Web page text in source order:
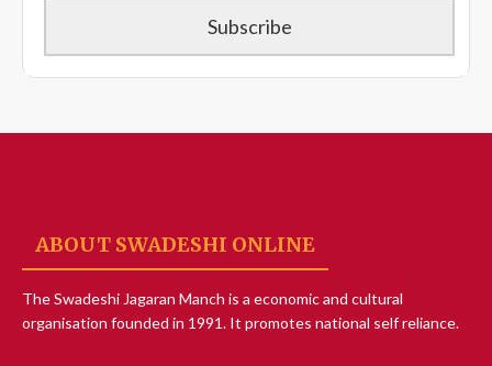
ABOUT SWADESHI ONLINE
The Swadeshi Jagaran Manch is a economic and cultural
organisation founded in 1991. It promotes national self reliance.